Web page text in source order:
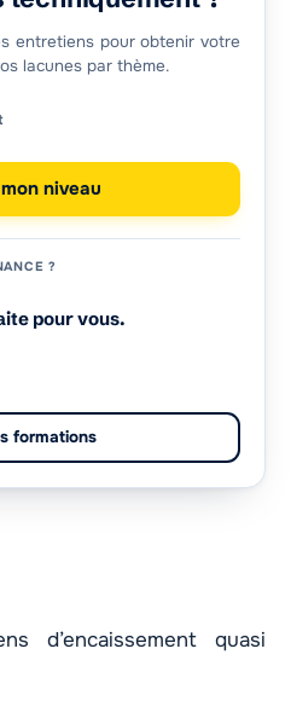
entretiens pour obtenir votre
lacunes par thème.
niveau
?
pour vous.
formations
d’encaissement quasi